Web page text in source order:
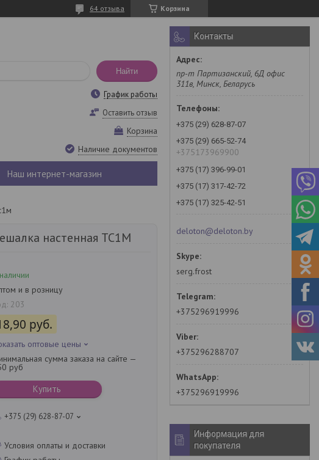
Корзина
64 отзыва
Найти
График работы
Оставить отзыв
Корзина
Наличие документов
Наш интернет-магазин
настенная ТС1М
и в розницу
203
руб.
оптовые цены
сумма заказа на сайте —
руб
Купить
+375 (29) 628-87-07
Условия оплаты и доставки
Контакты
пр-т Партизанский, 6Д офис
311в, Минск, Беларусь
+375 (29) 628-87-07
+375 (29) 665-52-74
+375173969900
+375 (17) 396-99-01
+375 (17) 317-42-72
+375 (17) 325-42-51
deloton@deloton.by
serg.frost
+375296919996
+375296288707
+375296919996
Информация для
покупателя